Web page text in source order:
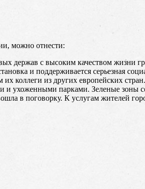
можно отнести:
держав с высоким качеством жизни
и поддерживается серьезная
коллеги из других европейских стран.
и ухоженными парками. Зеленые
в поговорку. К услугам жителей